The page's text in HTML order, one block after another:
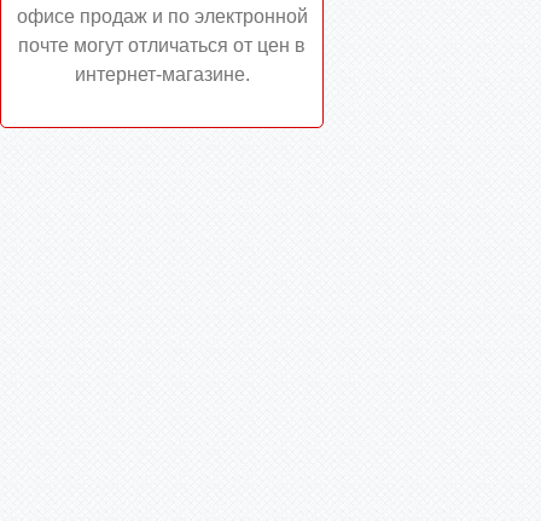
офисе продаж и по электронной
почте могут отличаться от цен в
интернет-магазине.